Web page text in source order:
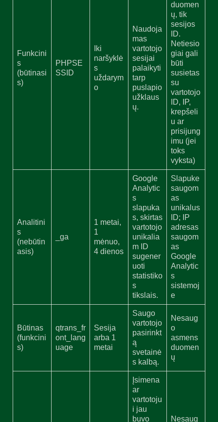
Funkcini
s
(būtinasi
s)
PHPSE
SSID
Iki
naršyklė
s
uždarym
o
Naudoja
mas
vartotojo
sesijai
palaikyti
tarp
puslapio
užklaus
ų.
duomen
ų, tik
sesijos
ID.
Netiesio
giai gali
būti
susietas
su
vartotojo
ID, IP,
krepšeli
u ar
prisijung
imu (jei
toks
vyksta)
Analitini
s
(nebūtin
asis)
_ga
1 metai,
1
mėnuo,
4 dienos
Google
Analytic
s
slapuka
s, skirtas
vartotojo
unikalia
m ID
sugener
uoti
statistiko
s
tikslais.
Slapuke
saugom
as
unikalus
ID; IP
adresas
saugom
as
Google
Analytic
s
sistemoj
e
Būtinas
(funkcini
s)
qtrans_fr
ont_lang
uage
Sesija
arba 1
metai
Saugo
vartotojo
pasirinkt
ą
svetainė
s kalbą.
Nesaug
o
asmens
duomen
ų
Įsimena
ar
vartotoju
i jau
buvo
Nesaug